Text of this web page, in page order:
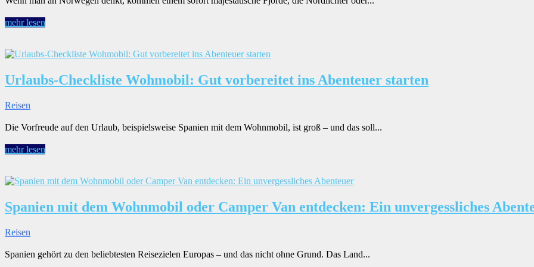
mehr lesen
Urlaubs-Checkliste Wohmobil: Gut vorbereitet ins Abenteuer starten
Reisen
Die Vorfreude auf den Urlaub, beispielsweise Spanien mit dem Wohnmobil, ist groß – und das soll...
mehr lesen
Spanien mit dem Wohnmobil oder Camper Van entdecken: Ein unvergessliches
Reisen
Spanien gehört zu den beliebtesten Reisezielen Europas – und das nicht ohne Grund. Das Land...